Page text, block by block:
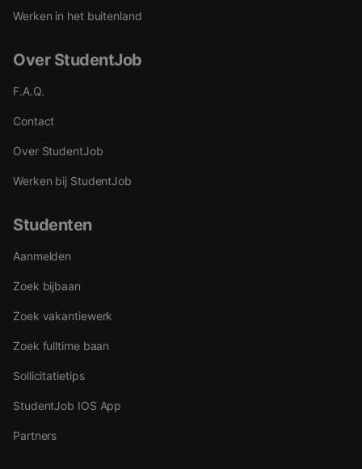
Werken in het buitenland
Over StudentJob
F.A.Q.
Contact
Over StudentJob
Werken bij StudentJob
Studenten
Aanmelden
Zoek bijbaan
Zoek vakantiewerk
Zoek fulltime baan
Sollicitatietips
StudentJob IOS App
Partners